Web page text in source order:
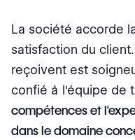
La société accorde
satisfaction du
reçoivent est
confié à l'équipe de
compétences et
dans le domaine